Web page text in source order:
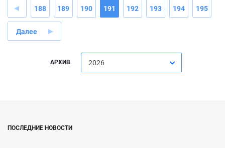
188 189 190 191 192 193 194 195
Далее
АРХИВ 2026
ПОСЛЕДНИЕ НОВОСТИ